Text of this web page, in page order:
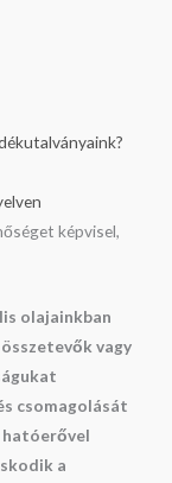
képvisel,
olajainkban
vagy
csomagolását
hatóerővel
a